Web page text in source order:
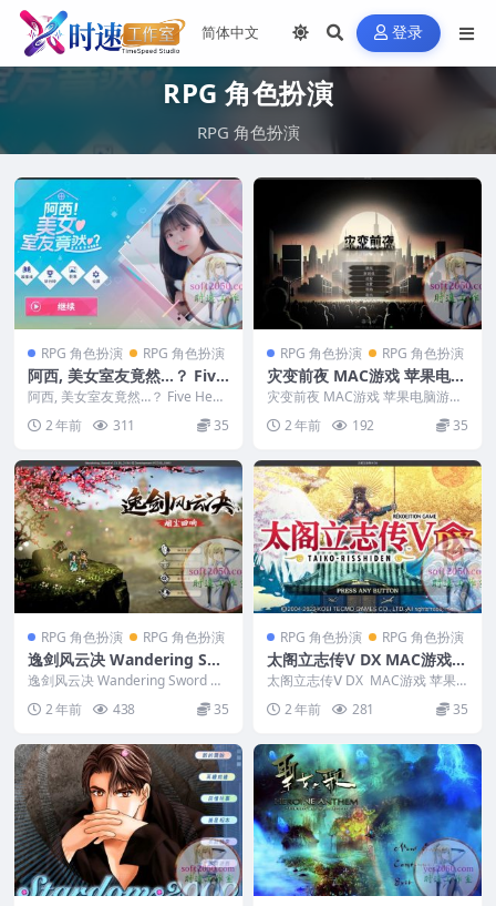
登录
RPG 角色扮演
RPG 角色扮演
RPG 角色扮演 RPG 角色扮演
阿西, 美女室友竟然…？ Five
Hearts Under One Roof M
AC游戏 苹果电脑游戏 适配系
统14 15
阿西, 美女室友竟然…？ Five Hear
2 年前 311 35
RPG 角色扮演 RPG 角色扮演
灾变前夜 MAC游戏 苹果电脑
游戏 适配系统14 15
灾变前夜 MAC游戏 苹果电脑游戏
2 年前 192 35
RPG 角色扮演 RPG 角色扮演
逸剑风云决 Wandering Sw
ord MAC游戏 苹果电脑游戏
适配系统14 15
逸剑风云决 Wandering Sword M
AC游戏 苹果电脑游戏 适配系统1...
2 年前 438 35
RPG 角色扮演 RPG 角色扮演
太阁立志传Ⅴ DX MAC游戏
苹果电脑游戏 适配系统14 15
太阁立志传Ⅴ DX MAC游戏 苹果
2 年前 281 35